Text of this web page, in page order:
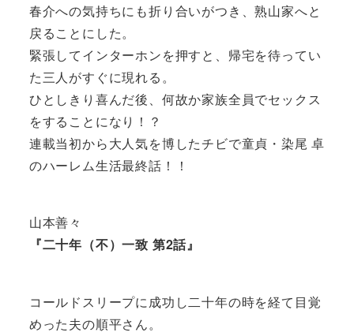
春介への気持ちにも折り合いがつき、熟山家へと
戻ることにした。
緊張してインターホンを押すと、帰宅を待ってい
た三人がすぐに現れる。
ひとしきり喜んだ後、何故か家族全員でセックス
をすることになり！？
連載当初から大人気を博したチビで童貞・染尾 卓
のハーレム生活最終話！！
山本善々
『二十年（不）一致 第2話』
コールドスリープに成功し二十年の時を経て目覚
めった夫の順平さん。